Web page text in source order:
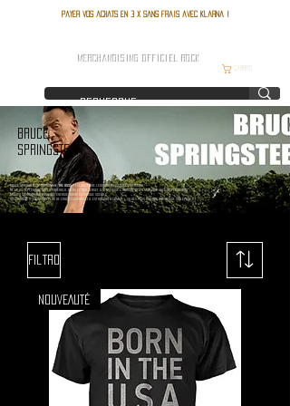
Payer vos achats en 3 x sans frais avec Klarna !
MERCHANDISING OFFICIEL ROCK
BRUCE
SPRINGSTEEN
Bruce Springsteen, surnommé " The Boss", est une icône légendaire du rock américain.
Né le 23 septembre 1949 à Freehold, dans le New Jersey, il a marqué l’histoire de la musique avec des chansons
mêlant storytelling poignant, énergie brute et critique sociale.
Sa carrière s’étend sur plus de cinq décennies et il est reconnu comme l’un des plus grands artistes de son époque.
Filtro
NOUVEAUTÉ